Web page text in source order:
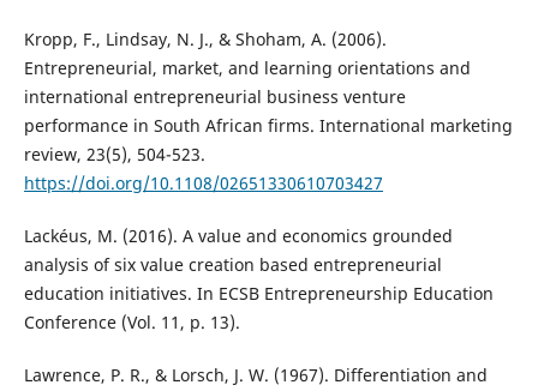
Kropp, F., Lindsay, N. J., & Shoham, A. (2006).
Entrepreneurial, market, and learning orientations and
international entrepreneurial business venture
performance in South African firms. International marketing
review, 23(5), 504-523.
https://doi.org/10.1108/02651330610703427
Lackéus, M. (2016). A value and economics grounded
analysis of six value creation based entrepreneurial
education initiatives. In ECSB Entrepreneurship Education
Conference (Vol. 11, p. 13).
Lawrence, P. R., & Lorsch, J. W. (1967). Differentiation and